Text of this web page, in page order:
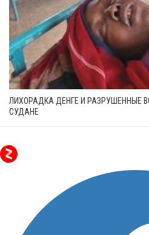
ЛИХОРАДКА ДЕНГЕ И РАЗРУШЕННЫЕ
СУДАНЕ